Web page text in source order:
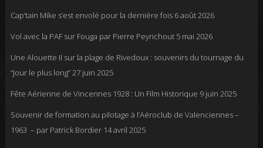
Cap’tain Mike s’est envolé pour la dernière fois 6 août 2026
Vol avec la PAF sur Fouga par Pierre Peyrichout 5 mai 2026
Une Alouette II sur la plage de Rivedoux : souvenirs du tournage du
“Jour le plus long”27 juin 2025
Fête Aérienne de Vincennes 1928 : Un Film Historique 9 juin 2025
Souvenir de formation au pilotage à l’Aéroclub de Valenciennes –
1963 – par Patrick Bordier 14 avril 2025